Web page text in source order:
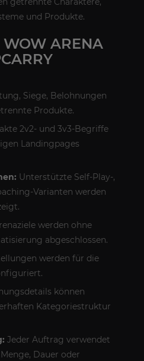
und Produkte.
ARENA
Siege, Belohnungen
Produkte.
2v2- und 3v3-Begriffe
Landingpages
Unterstützte Self-Play-,
Varianten werden
werden ohne
abgeschlossen.
werden für die
können
Kategoriestruktur
Jeder Auftrag verwendet
Dauer oder